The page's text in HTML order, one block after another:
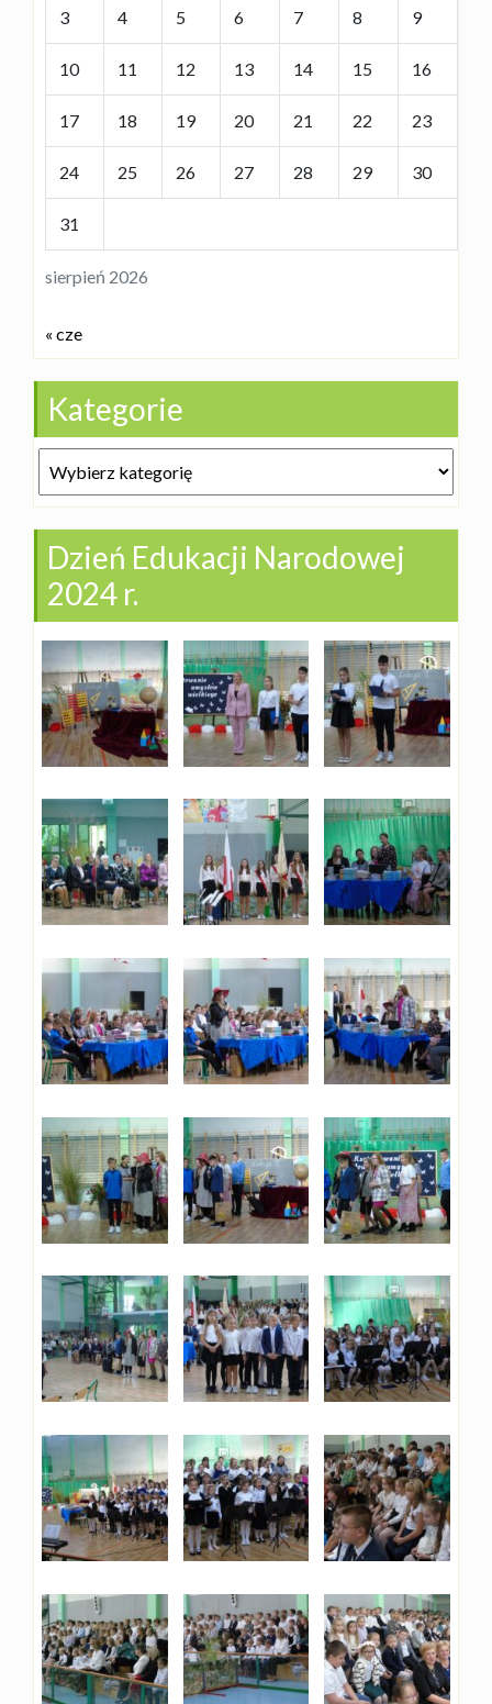
sierpień 2026
3 4 5 6 7 8 9
10 11 12 13 14 15 16
17 18 19 20 21 22 23
24 25 26 27 28 29 30
31
« cze
Kategorie
Dzień Edukacji Narodowej
2024 r.